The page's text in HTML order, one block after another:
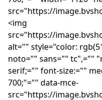
src="https://
<img
src="https://
alt="" style="color:
noto="" sans="" tc",=""
serif;="" font-size:=""
700;"="" data-mce-
src="https://